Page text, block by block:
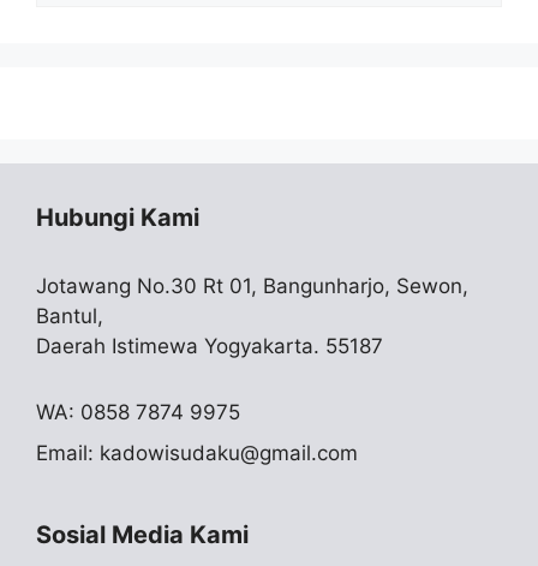
Hubungi Kami
Jotawang No.30 Rt 01, Bangunharjo, Sewon,
Bantul,
Daerah Istimewa Yogyakarta. 55187
WA: 0858 7874 9975
Email: kadowisudaku@gmail.com
Sosial Media Kami